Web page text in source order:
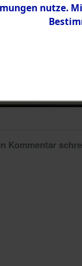
Kommentar
nutze.